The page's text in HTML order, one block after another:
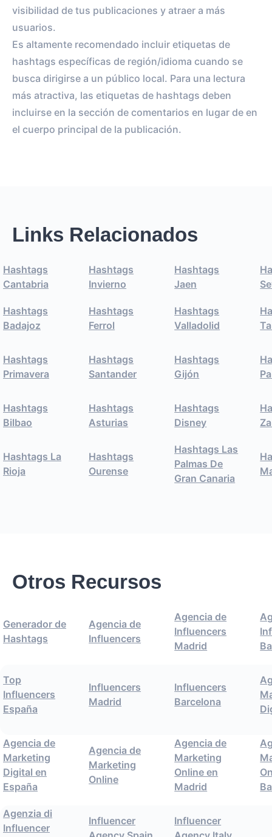
visibilidad de tus publicaciones y atraer a más
usuarios.
Es altamente recomendado incluir etiquetas de
hashtags específicas de región/idioma cuando se
busca dirigirse a un público local. Para una lectura
más atractiva, las etiquetas de hashtags deben
incluirse en la sección de comentarios en lugar de en
el cuerpo principal de la publicación.
Links Relacionados
Hashtags
Cantabria
Hashtags
Invierno
Hashtags
Jaen
Hashtags
Badajoz
Hashtags
Ferrol
Hashtags
Valladolid
Hashtags
Primavera
Hashtags
Santander
Hashtags
Gijón
Hashtags
Bilbao
Hashtags
Asturias
Hashtags
Disney
Hashtags La
Rioja
Hashtags
Ourense
Hashtags Las
Palmas De
Gran Canaria
Otros Recursos
Generador de
Hashtags
Agencia de
Influencers
Agencia de
Influencers
Madrid
Top
Influencers
España
Influencers
Madrid
Influencers
Barcelona
Agencia de
Marketing
Digital en
España
Agencia de
Marketing
Online
Agencia de
Marketing
Online en
Madrid
Agenzia di
Influencer
Influencer
Influencer